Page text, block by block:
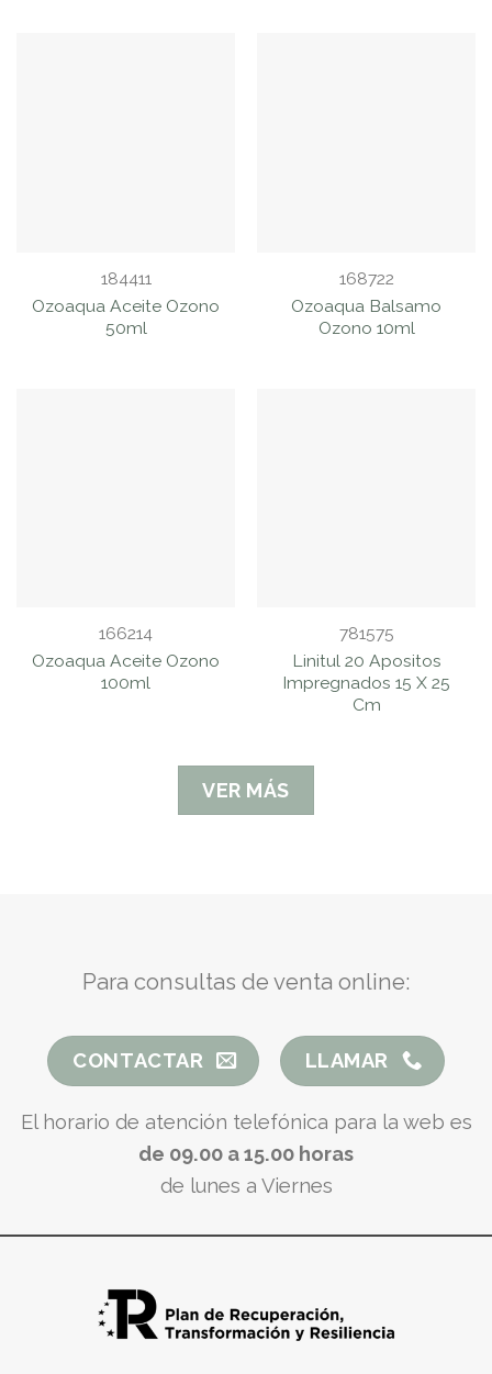
184411
Ozoaqua Aceite Ozono
50ml
168722
Ozoaqua Balsamo
Ozono 10ml
166214
Ozoaqua Aceite Ozono
100ml
781575
Linitul 20 Apositos
Impregnados 15 X 25
Cm
VER MÁS
Para consultas de venta online:
CONTACTAR LLAMAR
El horario de atención telefónica para la web es
de 09.00 a 15.00 horas
de lunes a Viernes